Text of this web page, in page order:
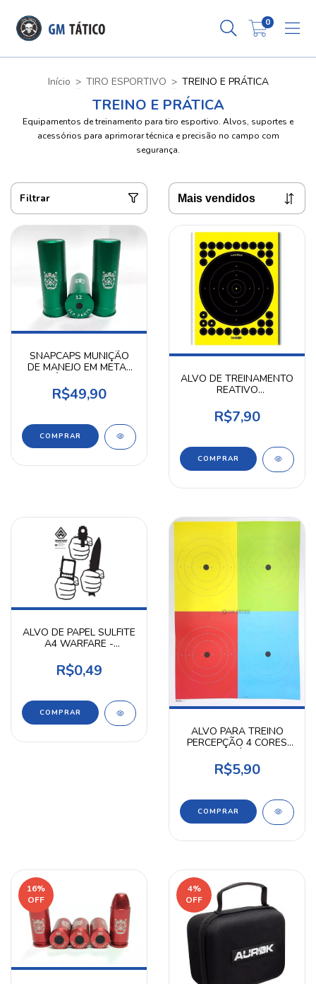
0
Início > TIRO ESPORTIVO > TREINO E PRÁTICA
TREINO E PRÁTICA
Equipamentos de treinamento para tiro esportivo. Alvos, suportes e
acessórios para aprimorar técnica e precisão no campo com
segurança.
Filtrar
SNAPCAPS MUNIÇÃO
DE MANEJO EM METAL
UNIDADE - SEA PARTS
R$49,90
ALVO DE TREINAMENTO
REATIVO
R$7,90
COMPRAR
ALVO DE PAPEL SULFITE
A4 WARFARE -
R$0,49
ALVO PARA TREINO
PERCEPÇÃO 4 CORES
R$5,90
COMPRAR
16%
OFF
4%
OFF